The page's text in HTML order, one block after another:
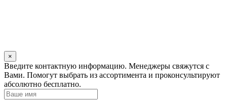
×
Оставьте
это
поле
пустым
Введите контактную информацию. Менеджеры свяжутся с
Вами. Помогут выбрать из ассортимента и проконсультируют
абсолютно бесплатно.